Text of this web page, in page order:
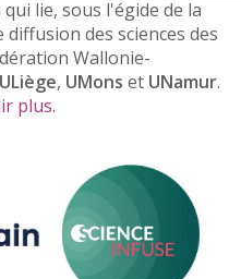
lie, sous l'égide de la
des sciences des
Wallonie-
ULiège, UMons et UNamur.
plus.